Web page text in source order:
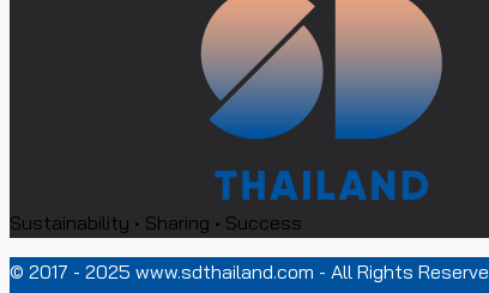
Sustainability • Sharing • Success
© 2017 - 2025 www.sdthailand.com - All Rights